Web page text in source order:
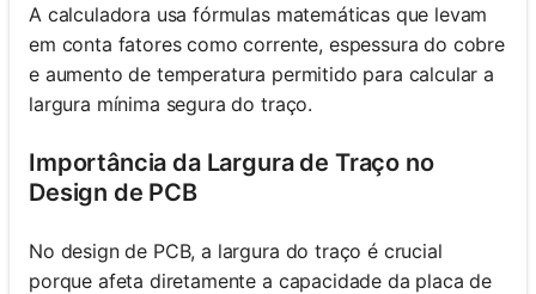
A calculadora usa fórmulas matemáticas que levam
em conta fatores como corrente, espessura do cobre
e aumento de temperatura permitido para calcular a
largura mínima segura do traço.
Importância da Largura de Traço no
Design de PCB
No design de PCB, a largura do traço é crucial
porque afeta diretamente a capacidade da placa de